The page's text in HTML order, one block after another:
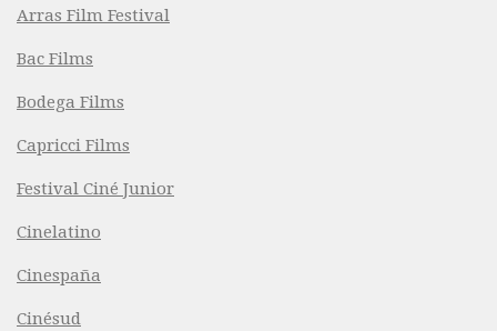
Arras Film Festival
Bac Films
Bodega Films
Capricci Films
Festival Ciné Junior
Cinelatino
Cinespaña
Cinésud